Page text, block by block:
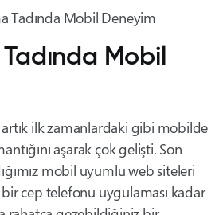
Mobil
artık ilk zamanlardaki gibi mobilde
aşarak çok gelişti. Son
mobil uyumlu web siteleri
cep telefonu uygulaması kadar